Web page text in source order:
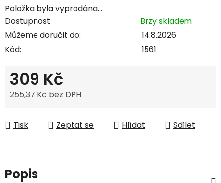
Položka byla vyprodána…
Dostupnost
Brzy skladem
Můžeme doručit do:
14.8.2026
Kód:
1561
309 Kč
255,37 Kč bez DPH
Tisk
Zeptat se Hlídat Sdílet
Popis